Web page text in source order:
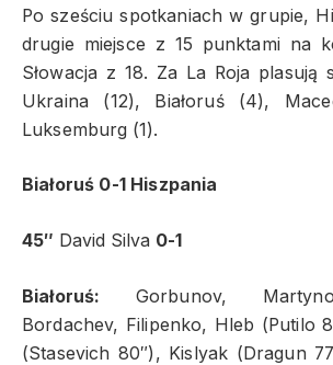
Po sześciu spotkaniach w grupie,
drugie miejsce z 15 punktami na
Słowacja z 18. Za La Roja plasują
Ukraina (12), Białoruś (4),
Luksemburg (1).
Białoruś 0-1 Hiszpania
45″ David Silva 0-1
Białoruś: Gorbunov,
Bordachev, Filipenko, Hleb (Putilo
(Stasevich 80″), Kislyak (Dragun